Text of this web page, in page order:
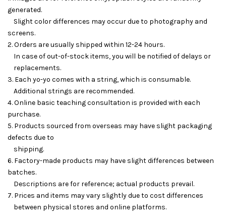
generated.
Slight color differences may occur due to photography and
screens.
2. Orders are usually shipped within 12-24 hours.
In case of out-of-stock items, you will be notified of delays or
replacements.
3. Each yo-yo comes with a string, which is consumable.
Additional strings are recommended.
4. Online basic teaching consultation is provided with each
purchase.
5. Products sourced from overseas may have slight packaging
defects due to
shipping.
6. Factory-made products may have slight differences between
batches.
Descriptions are for reference; actual products prevail.
7. Prices and items may vary slightly due to cost differences
between physical stores and online platforms.